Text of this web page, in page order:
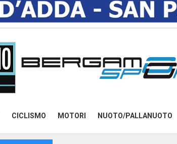
CICLISMO MOTORI NUOTO/PALLANUOTO